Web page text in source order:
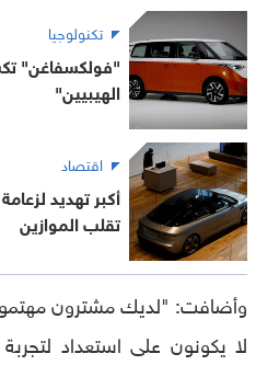
تكنولوجيا
"فولكسفاغن"
الهيبيين"
اقتصاد
أكبر تهديد
تقلب الموازين
وأضافت: "لديك مشترون
لا يكونون على استعداد